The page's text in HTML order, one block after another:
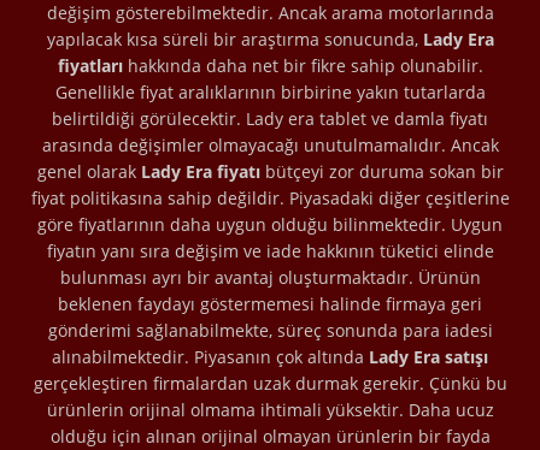
değişim gösterebilmektedir. Ancak arama motorlarında
yapılacak kısa süreli bir araştırma sonucunda, Lady Era
fiyatlarıhakkında daha net bir fikre sahip olunabilir.
Genellikle fiyat aralıklarının birbirine yakın tutarlarda
belirtildiği görülecektir. Lady era tablet ve damla fiyatı
arasında değişimler olmayacağı unutulmamalıdır. Ancak
genel olarak Lady Era fiyatıbütçeyi zor duruma sokan bir
fiyat politikasına sahip değildir. Piyasadaki diğer çeşitlerine
göre fiyatlarının daha uygun olduğu bilinmektedir. Uygun
fiyatın yanı sıra değişim ve iade hakkının tüketici elinde
bulunması ayrı bir avantaj oluşturmaktadır. Ürünün
beklenen faydayı göstermemesi halinde firmaya geri
gönderimi sağlanabilmekte, süreç sonunda para iadesi
alınabilmektedir. Piyasanın çok altında Lady Era satışı
gerçekleştiren firmalardan uzak durmak gerekir. Çünkü bu
ürünlerin orijinal olmama ihtimali yüksektir. Daha ucuz
olduğu için alınan orijinal olmayan ürünlerin bir fayda